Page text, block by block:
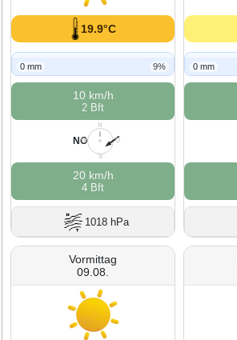
19.9°C
0 mm 9%
10 km/h
2 Bft
N
O
S
W
NO
20 km/h
4 Bft
1018 hPa
0 mm
Vormittag
09.08.